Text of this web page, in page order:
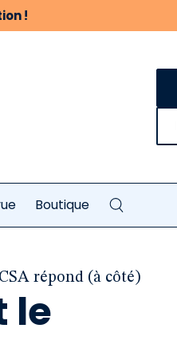
!
Boutique
répond (à côté)
le